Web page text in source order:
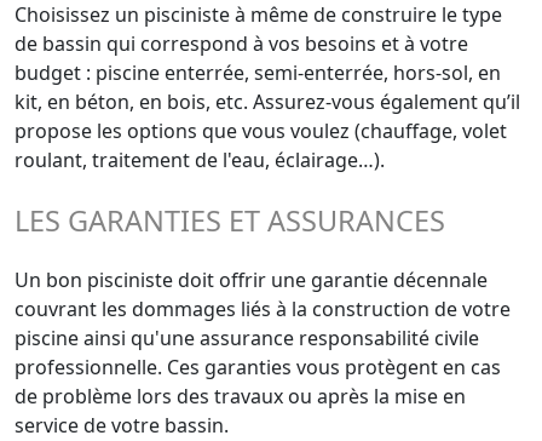
Choisissez un pisciniste à même de construire le type
de bassin qui correspond à vos besoins et à votre
budget : piscine enterrée, semi-enterrée, hors-sol, en
kit, en béton, en bois, etc. Assurez-vous également qu’il
propose les options que vous voulez (chauffage, volet
roulant, traitement de l'eau, éclairage…).
LES GARANTIES ET ASSURANCES
Un bon pisciniste doit offrir une garantie décennale
couvrant les dommages liés à la construction de votre
piscine ainsi qu'une assurance responsabilité civile
professionnelle. Ces garanties vous protègent en cas
de problème lors des travaux ou après la mise en
service de votre bassin.